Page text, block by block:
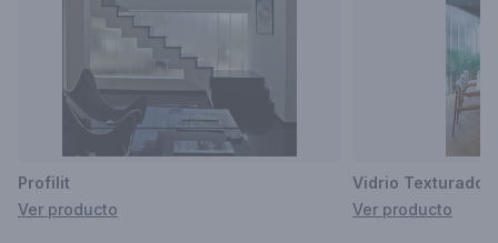
Profilit
Ver producto
Vidrio Texturado
Ver producto